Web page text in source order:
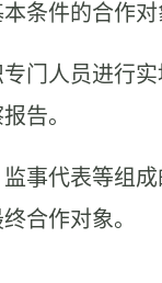
条件的合作对
门人员进行
告。
事代表等组
合作对象。